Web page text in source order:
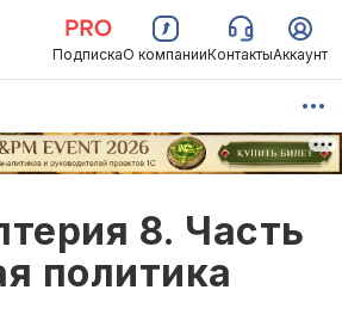
ПодпискаО компанииКонтактыАккаунт
8. Часть
политика